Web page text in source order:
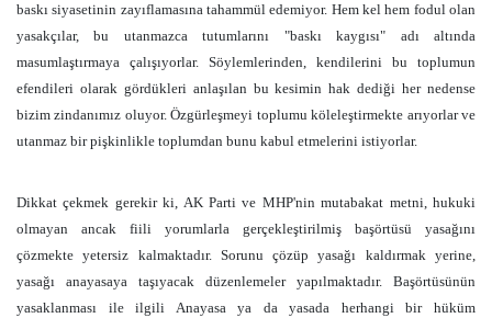
baskı siyasetinin zayıflamasına tahammül edemiyor. Hem kel hem fodul olan
yasakçılar, bu utanmazca tutumlarını "baskı kaygısı" adı altında
masumlaştırmaya çalışıyorlar. Söylemlerinden, kendilerini bu toplumun
efendileri olarak gördükleri anlaşılan bu kesimin hak dediği her nedense
bizim zindanımız oluyor. Özgürleşmeyi toplumu köleleştirmekte arıyorlar ve
utanmaz bir pişkinlikle toplumdan bunu kabul etmelerini istiyorlar.
Dikkat çekmek gerekir ki, AK Parti ve MHP'nin mutabakat metni, hukuki
olmayan ancak fiili yorumlarla gerçekleştirilmiş başörtüsü yasağını
çözmekte yetersiz kalmaktadır. Sorunu çözüp yasağı kaldırmak yerine,
yasağı anayasaya taşıyacak düzenlemeler yapılmaktadır. Başörtüsünün
yasaklanması ile ilgili Anayasa ya da yasada herhangi bir hüküm